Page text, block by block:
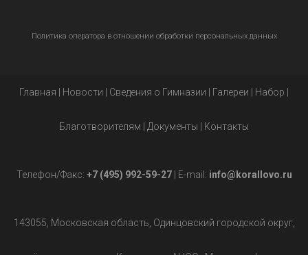
Политика оператора в отношении обработки персональных данных
Главная Новости Сведения о Гимназии Галереи Набор
Благотворителям Документы Контакты
Телефон/Факс: +7 (495) 992-59-27| E-mail: info@korallovo.ru
143055, Московская область, Одинцовский городской округ,